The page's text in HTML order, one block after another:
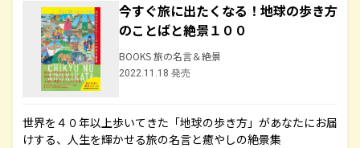
今すぐ旅に出たくなる！地球の歩き方
のことばと絶景１００
BOOKS 旅の名言＆絶景
2022.11.18 発売
世界を４０年以上歩いてきた「地球の歩き方」があなたにお届
けする、人生を輝かせる旅の名言と癒やしの絶景集